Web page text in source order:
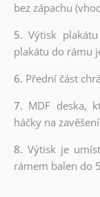
bez zápachu
5.Výtisk
plakátu do rámu
6. Přední část
7. MDF deska,
háčky na
8. Výtisk je
rámem balen do